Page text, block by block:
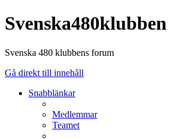
Svenska480klubben
Svenska 480 klubbens forum
Gå direkt till innehåll
Snabblänkar
Medlemmar
Teamet